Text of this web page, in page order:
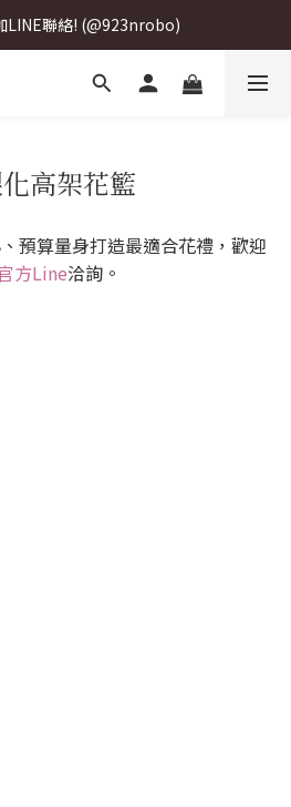
LINE聯絡! (@923nrobo)
LINE聯絡! (@923nrobo)
LINE聯絡! (@923nrobo)
高架花籃
預算量身打造最適合花禮，歡迎
方Line洽詢。